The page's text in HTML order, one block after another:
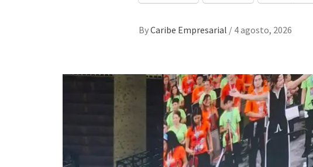
ByCaribe Empresarial / 4 agosto, 2026